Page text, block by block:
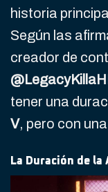
historia
Según las
creador de
tener una
V, pero con
La Duración de